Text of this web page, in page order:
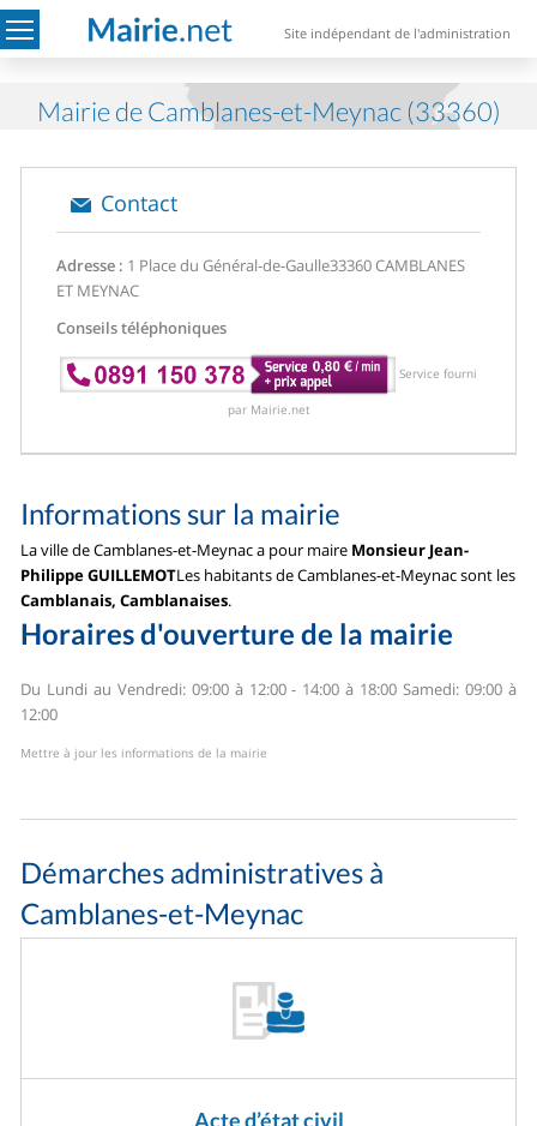
Site indépendant de l'administration
Mairie de Camblanes-et-Meynac (33360)
Contact
Adresse : 1 Place du Général-de-Gaulle33360 CAMBLANES
ET MEYNAC
Conseils téléphoniques
Service fourni
par Mairie.net
Informations sur la mairie
La ville de Camblanes-et-Meynac a pour maire Monsieur Jean-
Philippe GUILLEMOTLes habitants de Camblanes-et-Meynac sont les
Camblanais, Camblanaises.
Horaires d'ouverture de la mairie
Du Lundi au Vendredi: 09:00 à 12:00 - 14:00 à 18:00 Samedi: 09:00 à
12:00
Mettre à jour les informations de la mairie
Démarches administratives à
Camblanes-et-Meynac
Acte d’état civil